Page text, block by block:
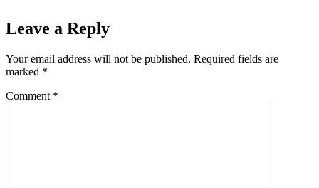
Leave a Reply
Your email address will not be published. Required fields are
marked *
Comment *